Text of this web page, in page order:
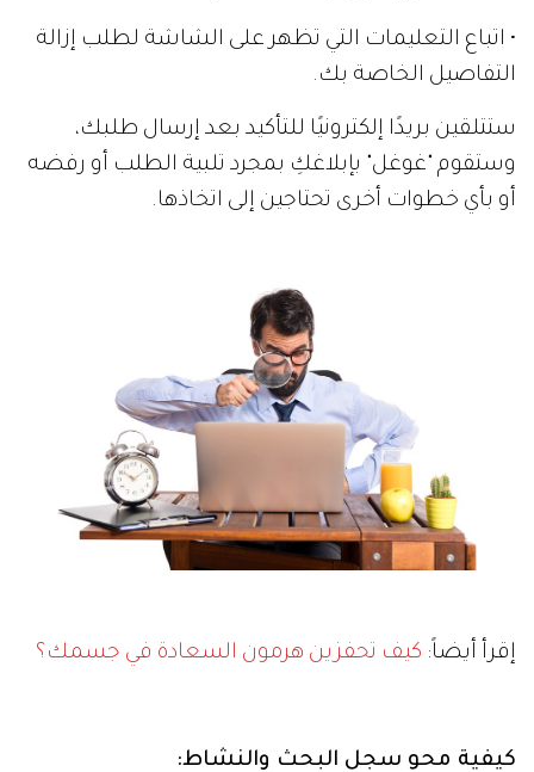
• اتباع التعليمات التي تظهر على الشاشة لطلب إزالة
التفاصيل الخاصة بك.
ستتلقين بريدًا إلكترونيًا للتأكيد بعد إرسال طلبك،
وستقوم "غوغل" بإبلاغكِ بمجرد تلبية الطلب أو رفضه
أو بأي خطوات أخرى تحتاجين إلى اتخاذها.
إقرأ أيضاً: كيف تحفزين هرمون السعادة في جسمك؟
كيفية محو سجل البحث والنشاط: